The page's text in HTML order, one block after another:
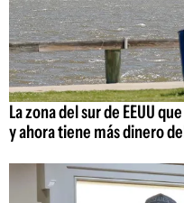
La zona del sur de EEUU
y ahora tiene más dinero